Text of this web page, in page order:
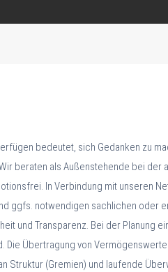
bedeutet, sich Gedanken zu
beraten als Außenstehende bei der
In Verbindung mit unseren
ggfs. notwendigen sachlichen oder
und Transparenz. Bei der Planung
Übertragung von
Struktur (Gremien) und laufende